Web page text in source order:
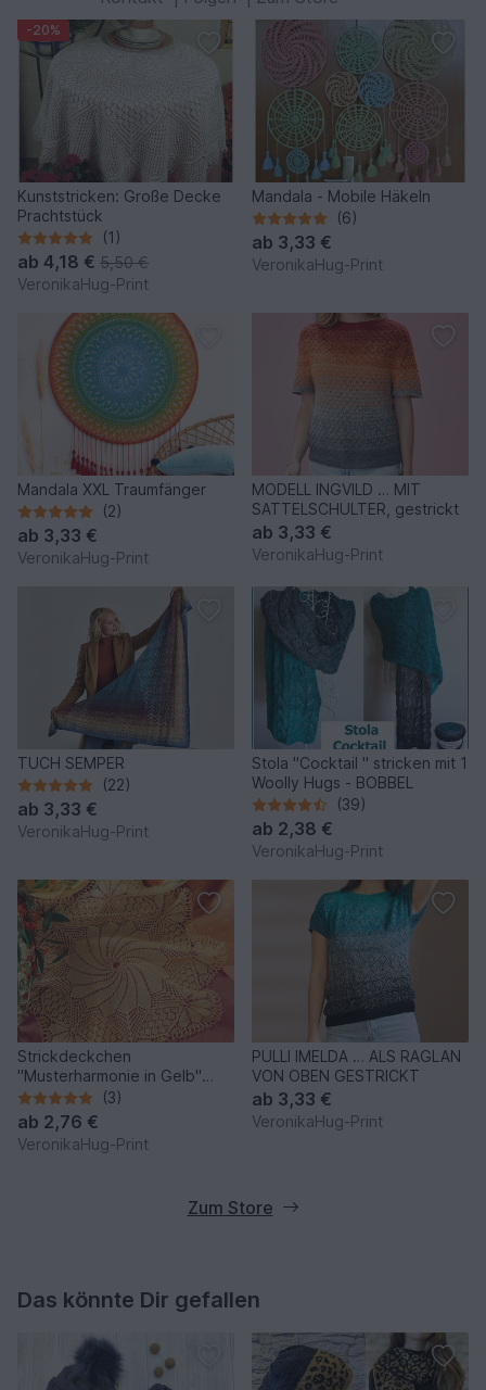
-20%
Kunststricken: Große Decke
Prachtstück
(1)
ab 4,18 € 5,50 €
VeronikaHug-Print
Mandala - Mobile Häkeln
(6)
ab 3,33 €
VeronikaHug-Print
Mandala XXL Traumfänger
(2)
ab 3,33 €
VeronikaHug-Print
MODELL INGVILD … MIT
SATTELSCHULTER, gestrickt
ab 3,33 €
VeronikaHug-Print
TUCH SEMPER
(22)
ab 3,33 €
VeronikaHug-Print
Stola "Cocktail " stricken mit 1
Woolly Hugs - BOBBEL
(39)
ab 2,38 €
VeronikaHug-Print
Strickdeckchen
"Musterharmonie in Gelb"
Kunststrickdeckchen
(3)
ab 2,76 €
VeronikaHug-Print
PULLI IMELDA … ALS RAGLAN
VON OBEN GESTRICKT
ab 3,33 €
VeronikaHug-Print
Zum Store
Das könnte Dir gefallen